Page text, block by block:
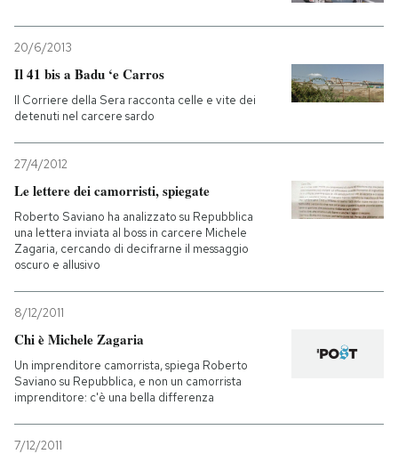
20/6/2013
Il 41 bis a Badu ‘e Carros
Il Corriere della Sera racconta celle e vite dei
detenuti nel carcere sardo
27/4/2012
Le lettere dei camorristi, spiegate
Roberto Saviano ha analizzato su Repubblica
una lettera inviata al boss in carcere Michele
Zagaria, cercando di decifrarne il messaggio
oscuro e allusivo
8/12/2011
Chi è Michele Zagaria
Un imprenditore camorrista, spiega Roberto
Saviano su Repubblica, e non un camorrista
imprenditore: c'è una bella differenza
7/12/2011